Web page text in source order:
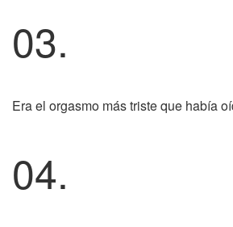
03.
Era el orgasmo más triste que había
04.